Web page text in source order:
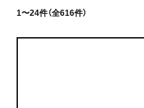
山形県
福島県
喫茶・カフェ
1〜24件（全616件）